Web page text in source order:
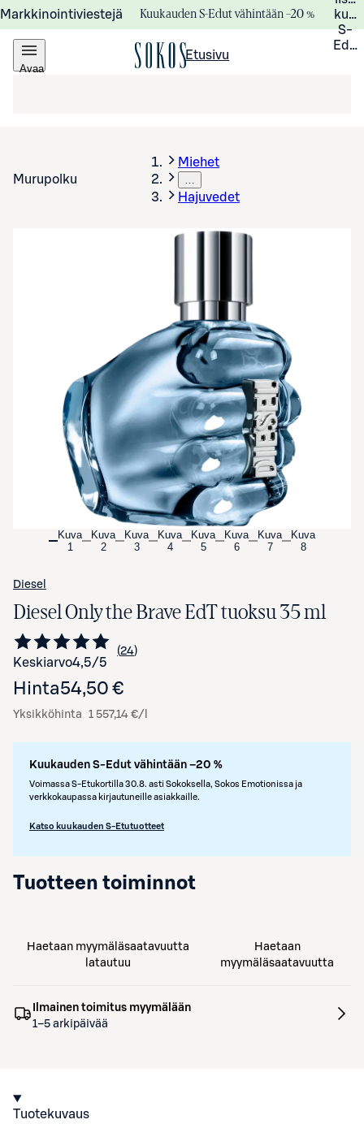
Markkinointiviestejä Kuukauden S-Edut vähintään –20 %
S-
Avaa
Etusivu
Murupolku
Miehet
…
Hajuvedet
Avaa tuotekuva suurennettuna
Kuva
1
Kuva
2
Kuva
3
Kuva
4
Kuva
5
Kuva
6
Kuva
7
Kuva
8
Diesel
Diesel Only the Brave EdT tuoksu 35 ml
Keskiarvo4,5/5 Siirry arvioihin
24
kappaletta
Hinta54,50 €
Yksikköhinta 1 557,14 €/l
Kuukauden S-Edut vähintään –20 %
Voimassa S-Etukortilla 30.8. asti Sokoksella, Sokos Emotionissa ja
verkkokaupassa kirjautuneille asiakkaille.
Katso kuukauden S-Etutuotteet
Tuotteen toiminnot
Haetaan myymäläsaatavuutta
latautuu
Haetaan
myymäläsaatavuutta
Ilmainen toimitus myymälään
1–5 arkipäivää
Tuotekuvaus